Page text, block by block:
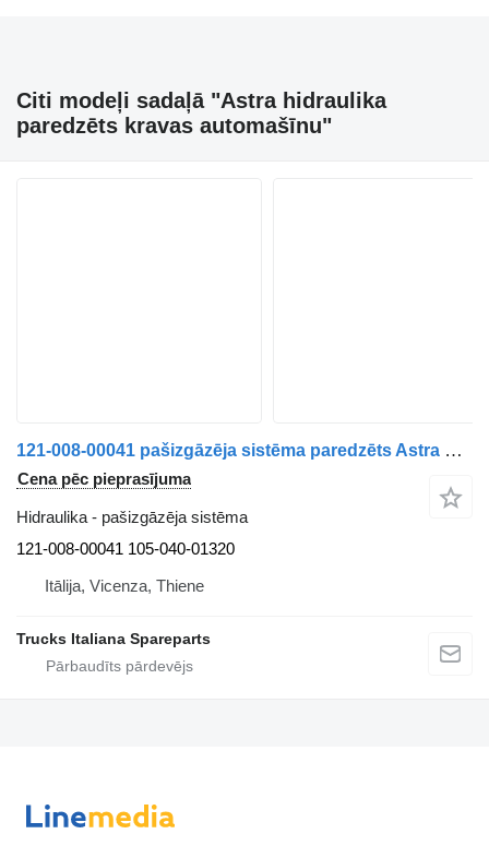
Citi modeļi sadaļā "Astra hidraulika
paredzēts kravas automašīnu"
121-008-00041 pašizgāzēja sistēma paredzēts Astra HD8 kravas automašīnas
Cena pēc pieprasījuma
Hidraulika - pašizgāzēja sistēma
121-008-00041 105-040-01320
Itālija, Vicenza, Thiene
Trucks Italiana Spareparts